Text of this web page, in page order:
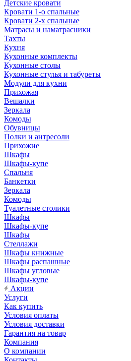
Детские кровати
Кровати 1-о спальные
Кровати 2-х спальные
Матрасы и наматрасники
Тахты
Кухня
Кухонные комплекты
Кухонные столы
Кухонные стулья и табуреты
Модули для кухни
Прихожая
Вешалки
Зеркала
Комоды
Обувницы
Полки и антресоли
Прихожие
Шкафы
Шкафы-купе
Спальня
Банкетки
Зеркала
Комоды
Туалетные столики
Шкафы
Шкафы-купе
Шкафы
Стеллажи
Шкафы книжные
Шкафы распашные
Шкафы угловые
Шкафы-купе
Акции
Услуги
Как купить
Условия оплаты
Условия доставки
Гарантия на товар
Компания
О компании